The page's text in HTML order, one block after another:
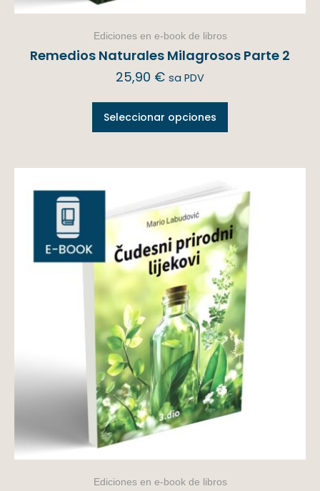
Ediciones en e-book de libros
Remedios Naturales Milagrosos Parte 2
25,90 € sa PDV
Seleccionar opciones
Ediciones en e-book de libros